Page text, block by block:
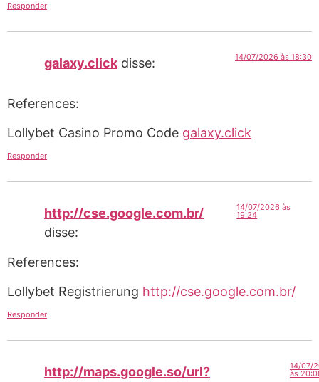
Responder
galaxy.click disse: 14/07/2026 às 18:30
References:
Lollybet Casino Promo Code galaxy.click
Responder
http://cse.google.com.br/
disse:
14/07/2026 às
19:24
References:
Lollybet Registrierung http://cse.google.com.br/
Responder
http://maps.google.so/url? 14/07/
às